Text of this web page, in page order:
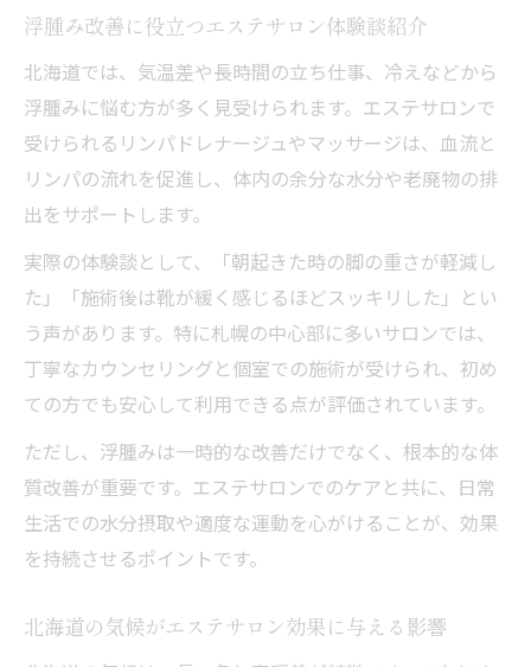
現
セルライトケアにおすすめのエステサロン
施術
美肌と体型改善はエステサロンで叶うのか
エステサロンで美肌を目指す施術と効果
体型改善に役立つエステサロンの技術と選
び方
セルライト対策で美肌と体型改善を両立す
る方法
エステサロンで叶える理想の肌と体型の関
係
北海道エリアで評判の美肌エステサロン体
験
浮腫み改善に役立つエステサロン体験談紹介
北海道では、気温差や長時間の立ち仕事、冷えなどから
浮腫みに悩む方が多く見受けられます。エステサロンで
受けられるリンパドレナージュやマッサージは、血流と
リンパの流れを促進し、体内の余分な水分や老廃物の排
出をサポートします。
実際の体験談として、「朝起きた時の脚の重さが軽減し
た」「施術後は靴が緩く感じるほどスッキリした」とい
う声があります。特に札幌の中心部に多いサロンでは、
丁寧なカウンセリングと個室での施術が受けられ、初め
ての方でも安心して利用できる点が評価されています。
ただし、浮腫みは一時的な改善だけでなく、根本的な体
質改善が重要です。エステサロンでのケアと共に、日常
生活での水分摂取や適度な運動を心がけることが、効果
を持続させるポイントです。
北海道の気候がエステサロン効果に与える影響